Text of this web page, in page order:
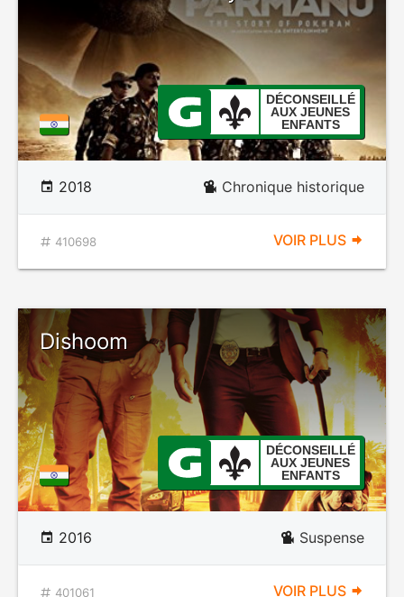
DÉCONSEILLÉ
AUX JEUNES
ENFANTS
2018 Chronique historique
410698 VOIR PLUS
Dishoom
DÉCONSEILLÉ
AUX JEUNES
ENFANTS
2016 Suspense
401061 VOIR PLUS